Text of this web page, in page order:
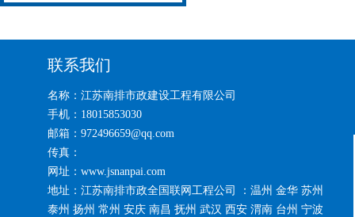
联系我们
名称：江苏南排市政建设工程有限公司
手机：18015853030
邮箱：972496659@qq.com
传真：
网址：www.jsnanpai.com
地址：江苏南排市政全国联网工程公司 ：温州 金华 苏州
泰州 扬州 常州 安庆 南昌 抚州 武汉 西安 渭南 台州 宁波